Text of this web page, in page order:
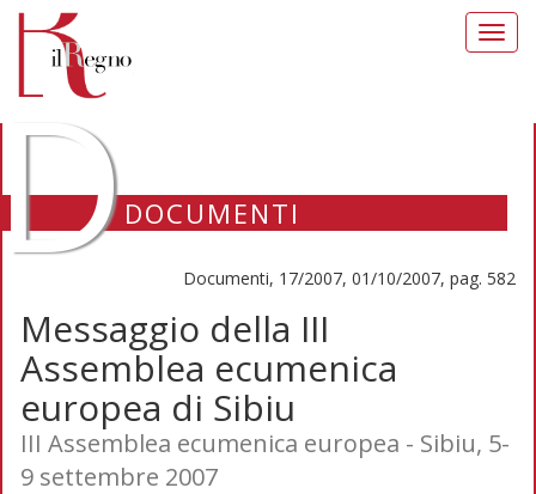
DOCUMENTI
Documenti, 17/2007, 01/10/2007, pag. 582
Messaggio della III
Assemblea ecumenica
europea di Sibiu
III Assemblea ecumenica europea - Sibiu, 5-
9 settembre 2007